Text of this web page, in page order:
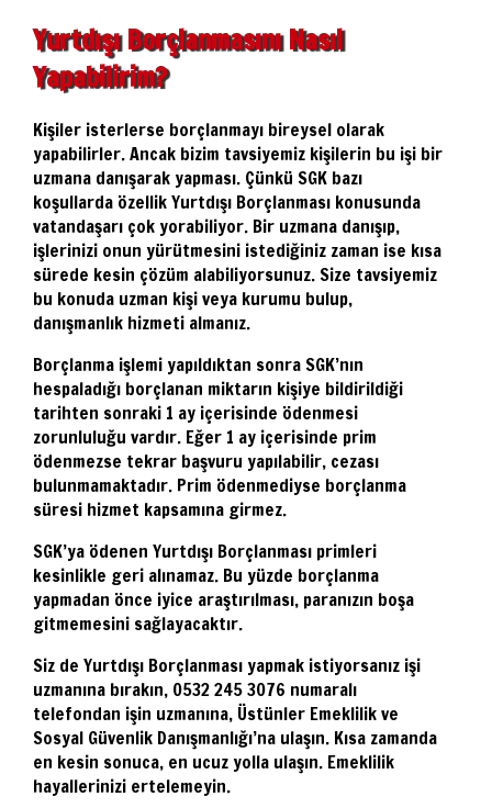
Yurtdışı Borçlanmasını Nasıl
Yapabilirim?
Kişiler isterlerse borçlanmayı bireysel olarak
yapabilirler. Ancak bizim tavsiyemiz kişilerin bu işi bir
uzmana danışarak yapması. Çünkü SGK bazı
koşullarda özellik Yurtdışı Borçlanması konusunda
vatandaşarı çok yorabiliyor. Bir uzmana danışıp,
işlerinizi onun yürütmesini istediğiniz zaman ise kısa
sürede kesin çözüm alabiliyorsunuz. Size tavsiyemiz
bu konuda uzman kişi veya kurumu bulup,
danışmanlık hizmeti almanız.
Borçlanma işlemi yapıldıktan sonra SGK’nın
hespaladığı borçlanan miktarın kişiye bildirildiği
tarihten sonraki 1 ay içerisinde ödenmesi
zorunluluğu vardır. Eğer 1 ay içerisinde prim
ödenmezse tekrar başvuru yapılabilir, cezası
bulunmamaktadır. Prim ödenmediyse borçlanma
süresi hizmet kapsamına girmez.
SGK’ya ödenen Yurtdışı Borçlanması primleri
kesinlikle geri alınamaz. Bu yüzde borçlanma
yapmadan önce iyice araştırılması, paranızın boşa
gitmemesini sağlayacaktır.
Siz de Yurtdışı Borçlanması yapmak istiyorsanız işi
uzmanına bırakın, 0532 245 3076 numaralı
telefondan işin uzmanına, Üstünler Emeklilik ve
Sosyal Güvenlik Danışmanlığı’na ulaşın. Kısa zamanda
en kesin sonuca, en ucuz yolla ulaşın. Emeklilik
hayallerinizi ertelemeyin.